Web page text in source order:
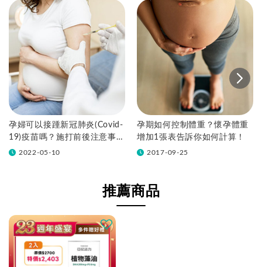
孕婦可以接踵新冠肺炎(Covid-
19)疫苗嗎？施打前後注意事
項、Q&A
2022-05-10
孕期如何控制體重？懷孕體重
增加1張表告訴你如何計算！
2017-09-25
推薦商品